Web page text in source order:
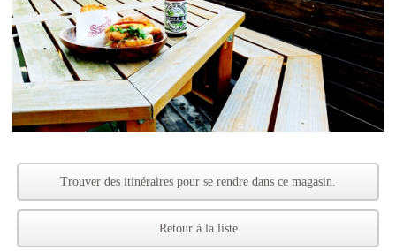
Trouver des itinéraires pour se rendre dans ce magasin.
Retour à la liste